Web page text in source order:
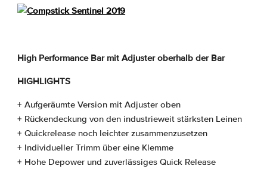
High Performance Bar mit Adjuster oberhalb der Bar
HIGHLIGHTS
+ Aufgeräumte Version mit Adjuster oben
+ Rückendeckung von den industrieweit stärksten Leinen
+ Quickrelease noch leichter zusammenzusetzen
+ Individueller Trimm über eine Klemme
+ Hohe Depower und zuverlässiges Quick Release